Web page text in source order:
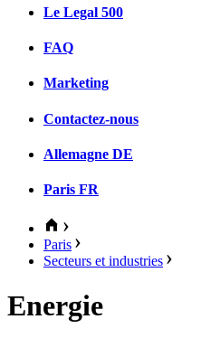
Le Legal 500
FAQ
Marketing
Contactez-nous
Allemagne DE
Paris FR
Paris
Secteurs et industries
Energie